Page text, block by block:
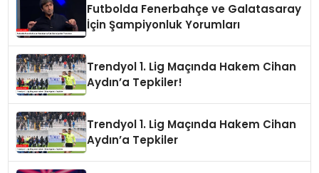
Futbolda Fenerbahçe ve Galatasaray
İçin Şampiyonluk Yorumları
Trendyol 1. Lig Maçında Hakem Cihan
Aydın’a Tepkiler!
Trendyol 1. Lig Maçında Hakem Cihan
Aydın’a Tepkiler